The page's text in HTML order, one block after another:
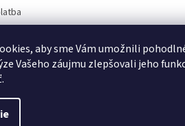
aby sme Vám umožnili
Vašeho záujmu zlepšovali jeho
vrátenie tovaru